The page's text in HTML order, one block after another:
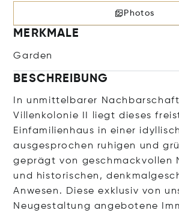
Photos
MERKMALE
Garden
BESCHREIBUNG
In unmittelbarer
Villenkolonie II liegt dieses
Einfamilienhaus in einer
ausgesprochen ruhigen und
geprägt von geschmackvollen
und historischen,
Anwesen. Diese exklusiv von
Neugestaltung angebotene